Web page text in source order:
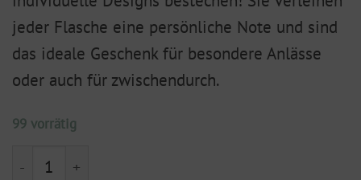
jeder Flasche eine persönliche Note und sind
das ideale Geschenk für besondere Anlässe
oder auch für zwischendurch.
99 vorrätig
Flaschenetikett "Cheers to love & happiness" Menge